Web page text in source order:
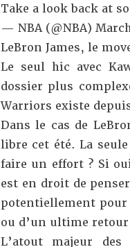
Take a look back at
— NBA (@NBA)
LeBron James, le
Le seul hic avec
dossier plus
Warriors existe
Dans le cas de
libre cet été. La
faire un effort ? Si
est en droit de
potentiellement pour
ou d’un ultime retour
L’atout majeur